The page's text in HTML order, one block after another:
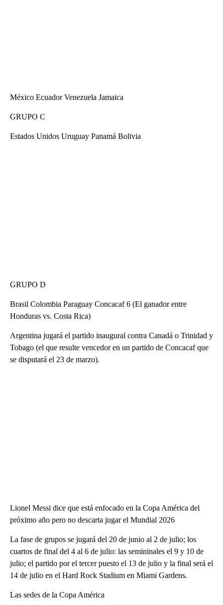
México Ecuador Venezuela Jamaica
GRUPO C
Estados Unidos Uruguay Panamá Bolivia
GRUPO D
Brasil Colombia Paraguay Concacaf 6 (El ganador entre
Honduras vs. Costa Rica)
Argentina jugará el partido inaugural contra Canadá o Trinidad y
Tobago (el que resulte vencedor en un partido de Concacaf que
se disputará el 23 de marzo).
Lionel Messi dice que está enfocado en la Copa América del
próximo año pero no descarta jugar el Mundial 2026
La fase de grupos se jugará del 20 de junio al 2 de julio; los
cuartos de final del 4 al 6 de julio: las semininales el 9 y 10 de
julio; el partido por el tercer puesto el 13 de julio y la final será el
14 de julio en el Hard Rock Stadium en Miami Gardens.
Las sedes de la Copa América